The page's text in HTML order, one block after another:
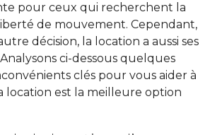
pour ceux qui recherchent la
de mouvement. Cependant,
décision, la location a aussi ses
ci-dessous quelques
clés pour vous aider à
location est la meilleure option